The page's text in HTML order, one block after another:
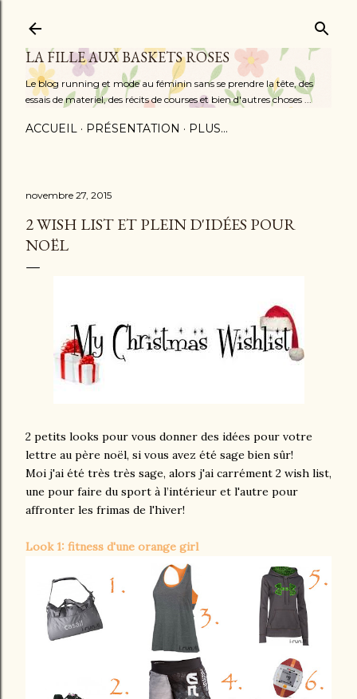
LA FILLE AUX BASKETS ROSES
Le blog running et mode au féminin sans se prendre la tête, des
essais de materiel, des récits de courses et bien d'autres choses ...
ACCUEIL PRÉSENTATION PLUS…
novembre 27, 2015
2 WISH LIST ET PLEIN D'IDÉES POUR
NOËL
2 petits looks pour vous donner des idées pour votre
lettre au père noël, si vous avez été sage bien sûr!
Moi j'ai été très très sage, alors j'ai carrément 2 wish list,
une pour faire du sport à l’intérieur et l'autre pour
affronter les frimas de l'hiver!
Look 1: fitness d'une orange girl